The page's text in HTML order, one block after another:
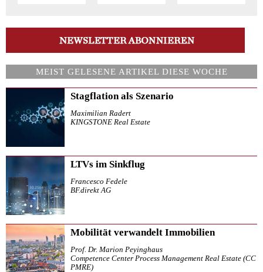
MEIST GELESENE ARTIKEL DIESE WOCHE
Stagflation als Szenario
Maximilian Radert
KINGSTONE Real Estate
LTVs im Sinkflug
Francesco Fedele
BF.direkt AG
Mobilität verwandelt Immobilien
Prof. Dr. Marion Peyinghaus
Competence Center Process Management Real Estate (CC
PMRE)